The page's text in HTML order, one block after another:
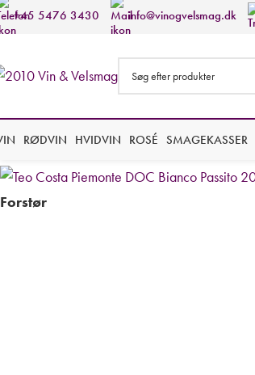
+45 5476 3430 info@vinogvelsmag.dk
RØDVIN HVIDVIN ROSÉ SMAGEKASSER
Forstør